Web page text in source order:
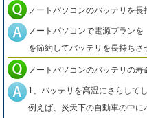
ノートパソコンのバッテリを長
ノートパソコンで電源プラン
を節約してバッテリを長持ちさ
ノートパソコンのバッテリの寿
1、バッテリを高温にさらして
例えば、炎天下の自動車の中